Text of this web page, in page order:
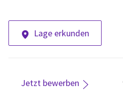
Lage erkunden
Jetzt bewerben